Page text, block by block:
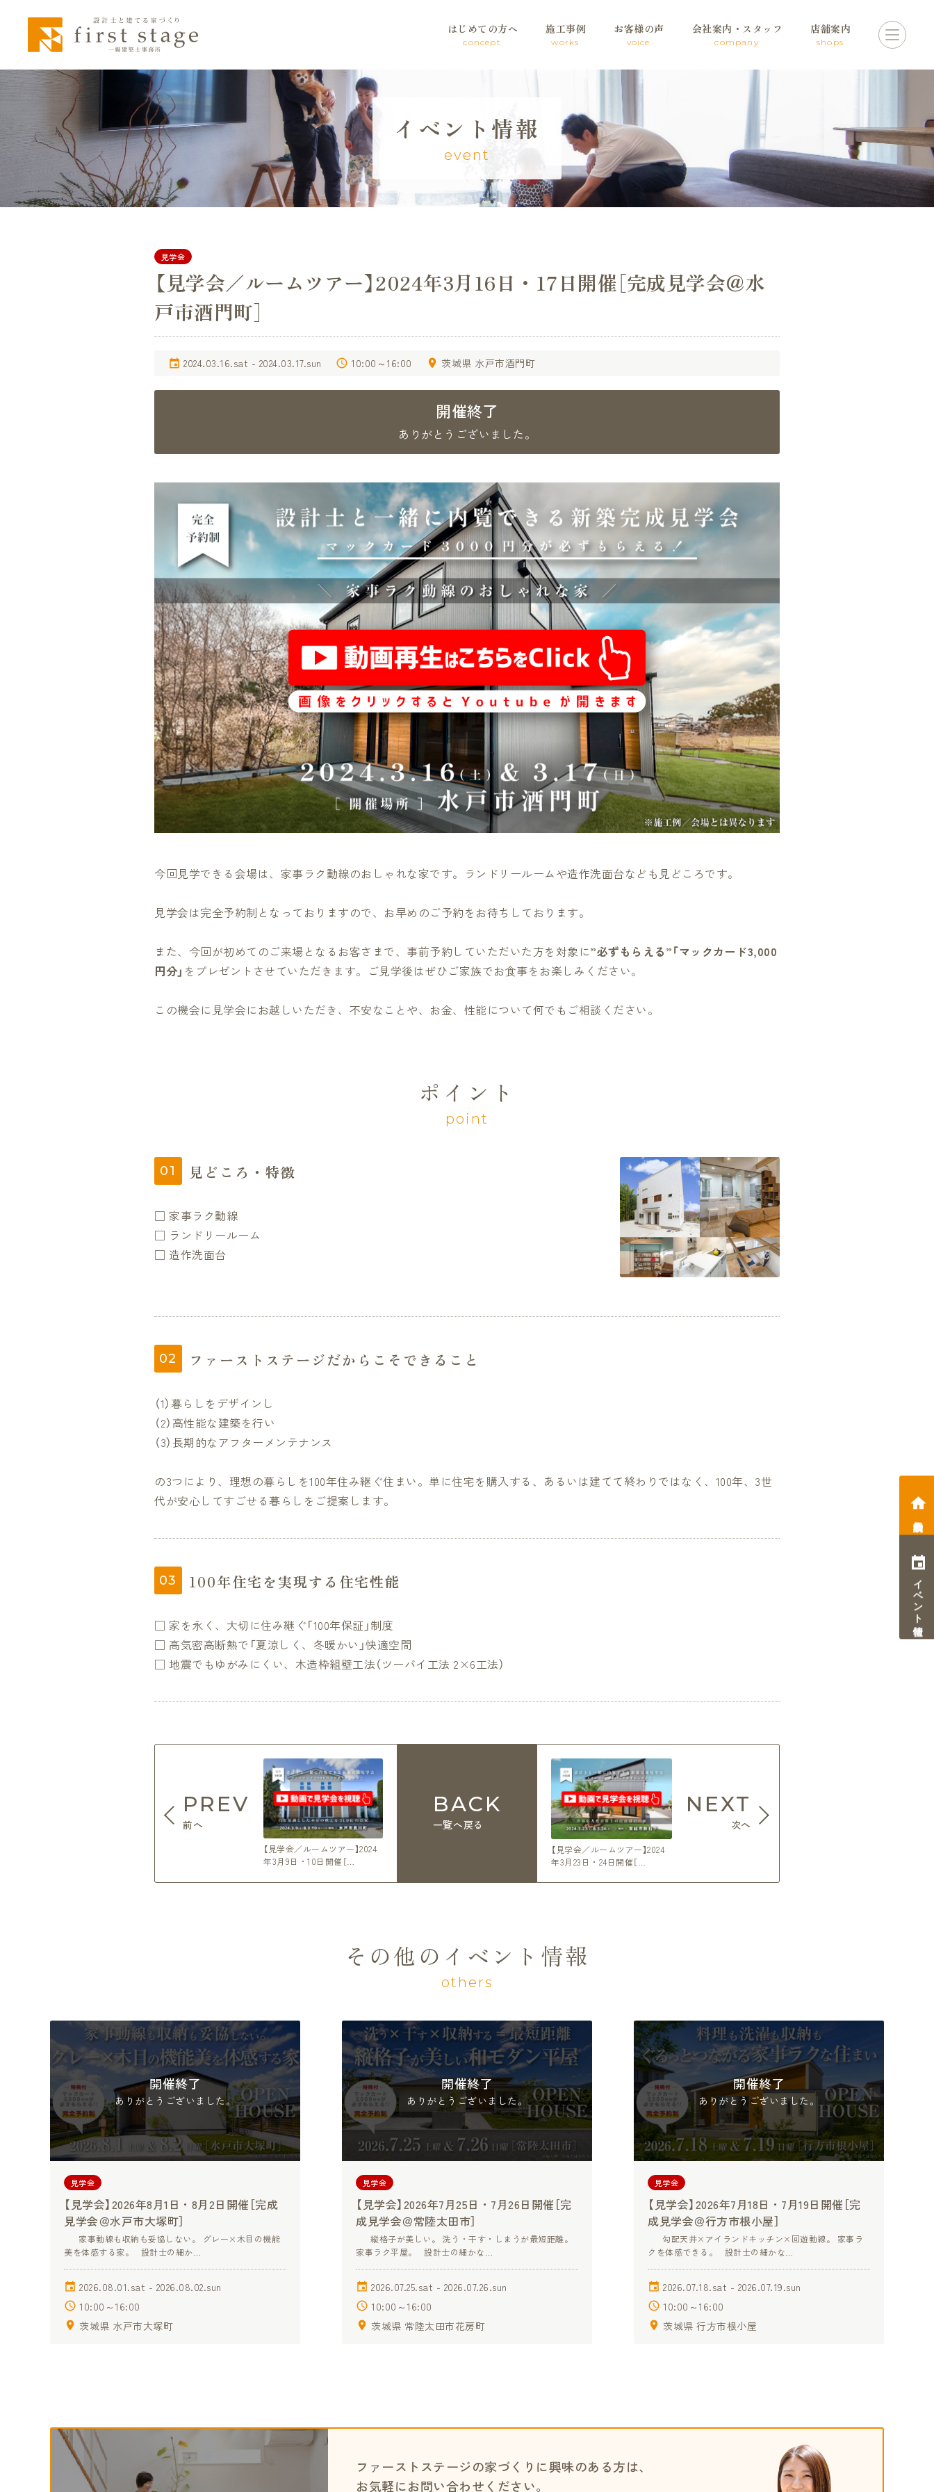
はじめての方へ
concept
施工事例
works
お客様の声
voice
会社案内・スタッフ
company
店舗案内
shops
イベント情報
event
見学会
【見学会／ルームツアー】2024年3月16日・17日開催［完成見学会＠水
戸市酒門町］
2024.03.16.sat - 2024.03.17.sun 10:00～16:00 茨城県 水戸市酒門町
開催終了
ありがとうございました。
今回見学できる会場は、家事ラク動線のおしゃれな家です。ランドリールームや造作洗面台なども見どころです。
見学会は完全予約制となっておりますので、お早めのご予約をお待ちしております。
また、今回が初めてのご来場となるお客さまで、事前予約していただいた方を対象に”必ずもらえる”「マックカード3,000
円分」 をプレゼントさせていただきます。ご見学後はぜひご家族でお食事をお楽しみください。
この機会に見学会にお越しいただき、不安なことや、お金、性能について何でもご相談ください。
ポイント
point
見どころ・特徴
□ 家事ラク動線
□ ランドリールーム
□ 造作洗面台
ファーストステージだからこそできること
（1）暮らしをデザインし
（2）高性能な建築を行い
（3）長期的なアフターメンテナンス
の3つにより、理想の暮らしを100年住み継ぐ住まい。単に住宅を購入する、あるいは建てて終わりではなく、100年、3世
代が安心してすごせる暮らしをご提案します。
100年住宅を実現する住宅性能
□ 家を永く、大切に住み継ぐ「100年保証」制度
□ 高気密高断熱で「夏涼しく、冬暖かい」快適空間
□ 地震でもゆがみにくい、木造枠組壁工法（ツーバイ工法 2×6工法）
PREV
前へ
【見学会／ルームツアー】2024
年3月9日・10日開催［…
BACK
一覧へ戻る
【見学会／ルームツアー】2024
年3月23日・24日開催［…
NEXT
次へ
その他のイベント情報
others
開催終了
ありがとうございました。
見学会
【見学会】2026年8月1日・8月2日開催［完成
見学会＠水戸市大塚町］
家事動線も収納も妥協しない。 グレー×木目の機能
美を体感する家。 設計士の細か…
2026.08.01.sat - 2026.08.02.sun
10:00～16:00
茨城県 水戸市大塚町
開催終了
ありがとうございました。
見学会
【見学会】2026年7月25日・7月26日開催［完
成見学会＠常陸太田市］
縦格子が美しい。 洗う・干す・しまうが最短距離。
家事ラク平屋。 設計士の細かな…
2026.07.25.sat - 2026.07.26.sun
10:00～16:00
茨城県 常陸太田市花房町
開催終了
ありがとうございました。
見学会
【見学会】2026年7月18日・7月19日開催［完
成見学会＠行方市根小屋］
勾配天井×アイランドキッチン×回遊動線。 家事ラ
クを体感できる。 設計士の細かな…
2026.07.18.sat - 2026.07.19.sun
10:00～16:00
茨城県 行方市根小屋
ファーストステージの家づくりに興味のある方は、
お気軽にお問い合わせください。
イベント情報